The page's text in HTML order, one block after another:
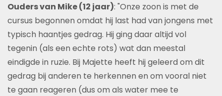
Ouders van Mike (12 jaar): "Onze zoon is met de
cursus begonnen omdat hij last had van jongens met
typisch haantjes gedrag. Hij ging daar altijd vol
tegenin (als een echte rots) wat dan meestal
eindigde in ruzie. Bij Majette heeft hij geleerd om dit
gedrag bij anderen te herkennen en om vooral niet
te gaan reageren (dus om als water mee te